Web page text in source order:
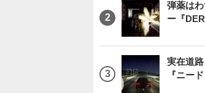
弾薬は
ー『
実在道
『ニー